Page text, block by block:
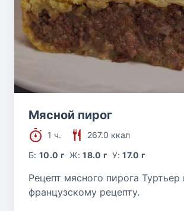
Мясной пирог
1 ч.
267.0 ккал
Б:10.0 г Ж:18.0 г У:17.0 г
Рецепт мясного пирога Туртьер
французскому рецепту.